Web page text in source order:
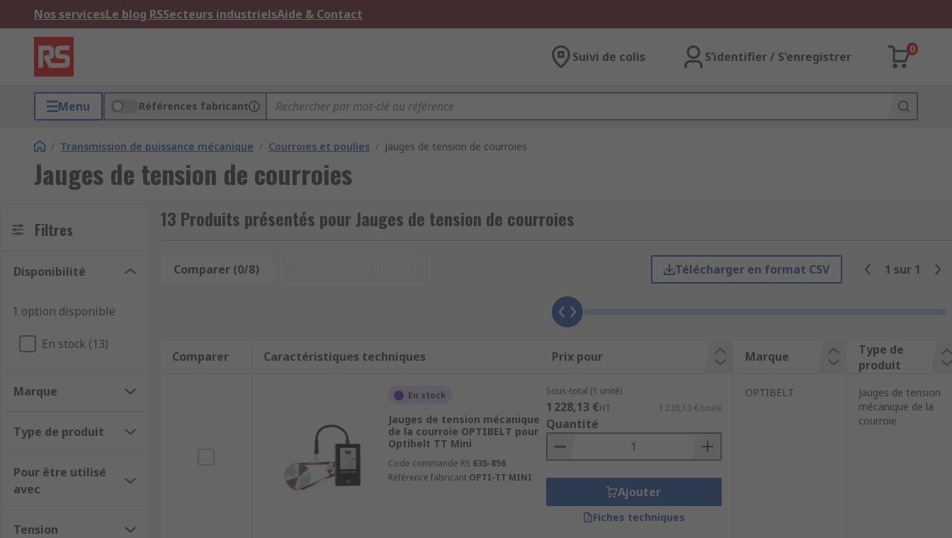
Nos servicesLe blog RSSecteurs industrielsAide & Contact
Suivi de colis S’identifier / S'enregistrer
0
Menu Références fabricant
/ Transmission de puissance mécanique / Courroies et poulies / Jauges de tension de courroies
Jauges de tension de courroies
Filtres
Disponibilité
1 option disponible
En stock (13)
Marque
Type de produit
Pour être utilisé
avec
Tension
13 Produits présentés pour Jauges de tension de courroies
Comparer (0/8) Télécharger en format CSV 1 sur 1
Comparer Caractéristiques techniques Prix pour Marque
Type de
produit
En stock
Jauges de tension mécanique
de la courroie OPTIBELT pour
Optibelt TT Mini
Code commande RS 635-856
Référence fabricant OPTI-TT MINI
Sous-total (1 unité)
1 228,13 €HT 1 228,13 €/unité
Quantité
Ajouter
Fiches techniques
OPTIBELT
Jauges de tension
mécanique de la
courroie